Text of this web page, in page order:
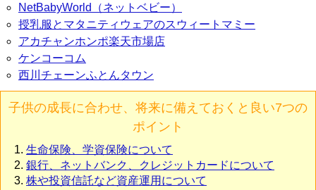
NetBabyWorld（ネットベビー）
授乳服とマタニティウェアのスウィートマミー
アカチャンホンポ楽天市場店
ケンコーコム
西川チェーンふとんタウン
子供の成長に合わせ、将来に備えておくと良い7つの
ポイント
生命保険、学資保険について
銀行、ネットバンク、クレジットカードについて
株や投資信託など資産運用について